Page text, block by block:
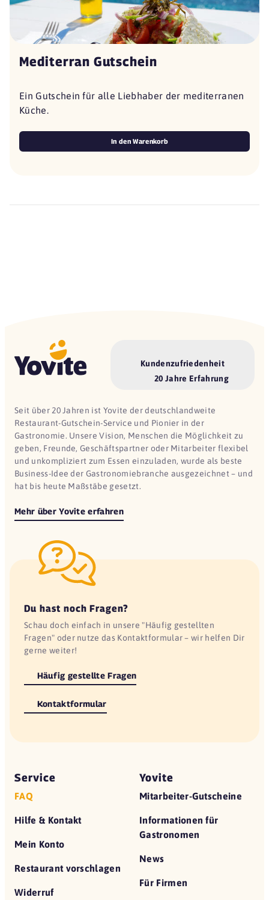
Mediterran Gutschein
Ein Gutschein für alle Liebhaber der mediterranen
Küche.
In den Warenkorb
Kundenzufriedenheit
20 Jahre Erfahrung
Seit über 20 Jahren ist Yovite der deutschlandweite
Restaurant-Gutschein-Service und Pionier in der
Gastronomie. Unsere Vision, Menschen die Möglichkeit zu
geben, Freunde, Geschäftspartner oder Mitarbeiter flexibel
und unkompliziert zum Essen einzuladen, wurde als beste
Business-Idee der Gastronomiebranche ausgezeichnet – und
hat bis heute Maßstäbe gesetzt.
Mehr über Yovite erfahren
Du hast noch Fragen?
Schau doch einfach in unsere "Häufig gestellten
Fragen" oder nutze das Kontaktformular – wir helfen Dir
gerne weiter!
Häufig gestellte Fragen
Kontaktformular
Service
FAQ
Hilfe & Kontakt
Mein Konto
Restaurant vorschlagen
Widerruf
Yovite
Mitarbeiter-Gutscheine
Informationen für
Gastronomen
News
Für Firmen